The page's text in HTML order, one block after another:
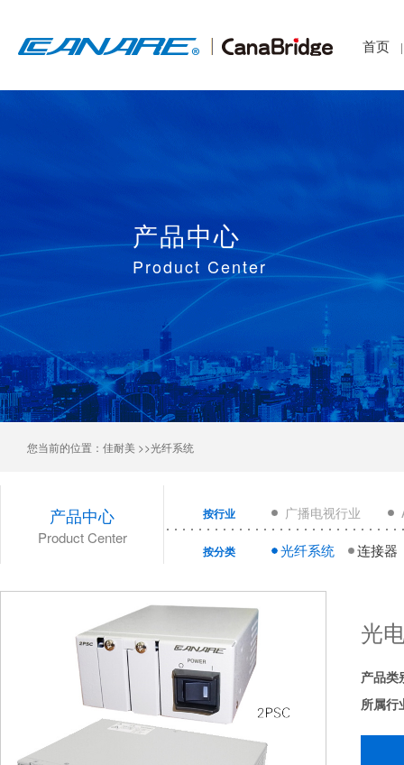
首页 |
产品中心
Product Center
您当前的位置： 佳耐美 >>光纤系统
产品中心
Product Center
按行业 广播电视行业
按分类 光纤系统 连接器
光
产品类
所属行